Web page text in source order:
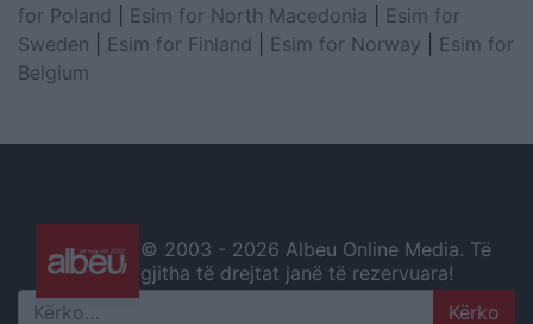
for Poland
Esim for North Macedonia
Esim for
Sweden
Esim for Finland Esim for Norway
Esim for
Belgium
© 2003 - 2026 Albeu Online Media. Të
gjitha të drejtat janë të rezervuara!